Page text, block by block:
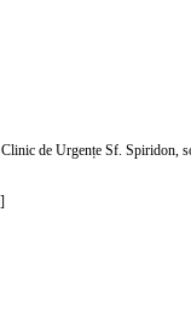
de Urgențe Sf. Spiridon,